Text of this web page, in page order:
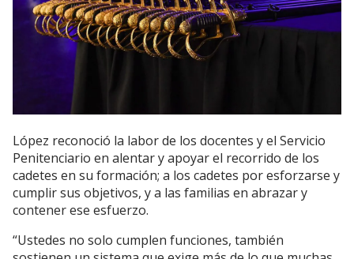
López reconoció la labor de los docentes y el Servicio
Penitenciario en alentar y apoyar el recorrido de los
cadetes en su formación; a los cadetes por esforzarse y
cumplir sus objetivos, y a las familias en abrazar y
contener ese esfuerzo.
“Ustedes no solo cumplen funciones, también